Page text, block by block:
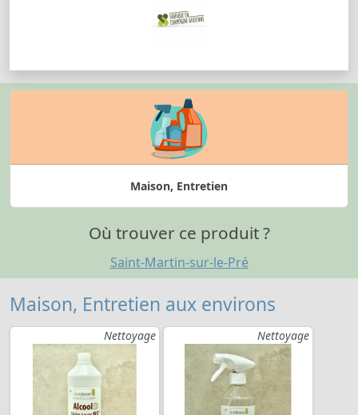
Maison, Entretien
Où trouver ce produit ?
Saint-Martin-sur-le-Pré
Maison, Entretien aux environs
Nettoyage Nettoyage